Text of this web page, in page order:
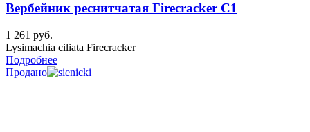
Вербейник реснитчатая Firecracker C1
1 261 руб.
Lysimachia ciliata Firecracker
Подробнее
Продано